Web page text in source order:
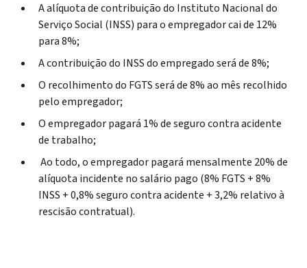
A alíquota de contribuição do Instituto Nacional do
Serviço Social (INSS) para o empregador cai de 12%
para 8%;
A contribuição do INSS do empregado será de 8%;
O recolhimento do FGTS será de 8% ao mês recolhido
pelo empregador;
O empregador pagará 1% de seguro contra acidente
de trabalho;
Ao todo, o empregador pagará mensalmente 20% de
alíquota incidente no salário pago (8% FGTS + 8%
INSS + 0,8% seguro contra acidente + 3,2% relativo à
rescisão contratual).